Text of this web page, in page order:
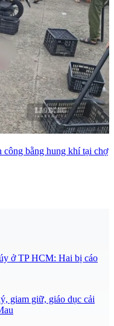
bằng hung khí tại chợ
ở TP HCM: Hai bị cáo
giam giữ, giáo dục cải